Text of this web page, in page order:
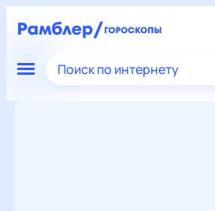
Поиск по интернету